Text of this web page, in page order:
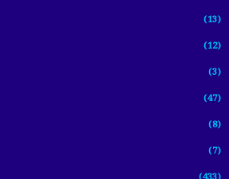
(13)
(12)
(3)
(47)
(8)
(7)